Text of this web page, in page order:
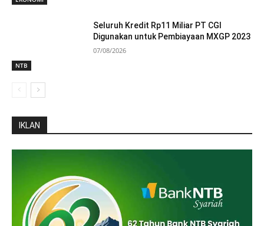
NTB
Seluruh Kredit Rp11 Miliar PT CGI
Digunakan untuk Pembiayaan MXGP 2023
07/08/2026
IKLAN